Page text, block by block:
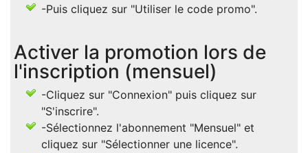
-Puis cliquez sur "Utiliser le code promo".
Activer la promotion lors de
l'inscription (mensuel)
-Cliquez sur "Connexion" puis cliquez sur
"S'inscrire".
-Sélectionnez l'abonnement "Mensuel" et
cliquez sur "Sélectionner une licence".